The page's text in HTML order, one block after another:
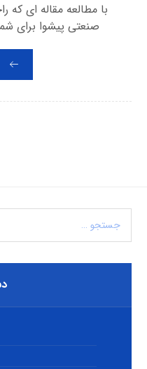
با مطالعه مقاله ای
صنعتی پيشوا برای